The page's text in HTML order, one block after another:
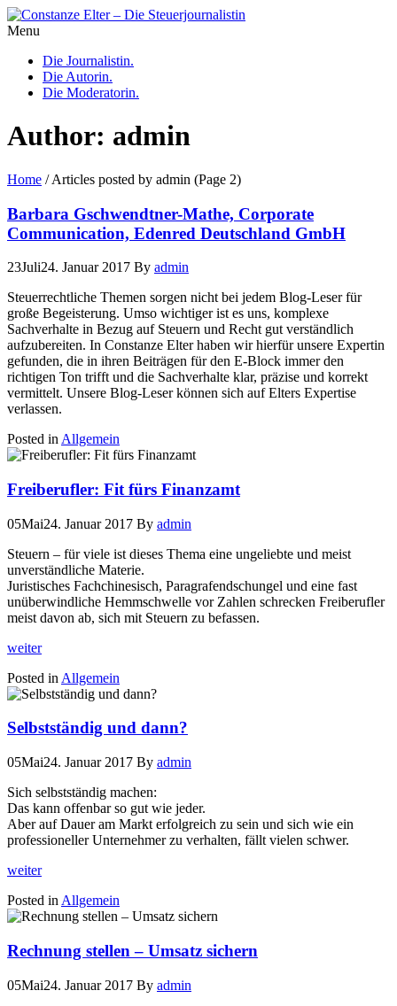
Menu
Die Journalistin.
Die Autorin.
Die Moderatorin.
Author: admin
Home /Articles posted by admin (Page 2)
Barbara Gschwendtner-Mathe, Corporate
Communication, Edenred Deutschland GmbH
23Juli24. Januar 2017 By admin
Steuerrechtliche Themen sorgen nicht bei jedem Blog-Leser für
große Begeisterung. Umso wichtiger ist es uns, komplexe
Sachverhalte in Bezug auf Steuern und Recht gut verständlich
aufzubereiten. In Constanze Elter haben wir hierfür unsere Expertin
gefunden, die in ihren Beiträgen für den E-Block immer den
richtigen Ton trifft und die Sachverhalte klar, präzise und korrekt
vermittelt. Unsere Blog-Leser können sich auf Elters Expertise
verlassen.
Posted in Allgemein
Freiberufler: Fit fürs Finanzamt
05Mai24. Januar 2017 By admin
Steuern – für viele ist dieses Thema eine ungeliebte und meist
unverständliche Materie.
Juristisches Fachchinesisch, Paragrafendschungel und eine fast
unüberwindliche Hemmschwelle vor Zahlen schrecken Freiberufler
meist davon ab, sich mit Steuern zu befassen.
weiter
Posted in Allgemein
Selbstständig und dann?
05Mai24. Januar 2017 By admin
Sich selbstständig machen:
Das kann offenbar so gut wie jeder.
Aber auf Dauer am Markt erfolgreich zu sein und sich wie ein
professioneller Unternehmer zu verhalten, fällt vielen schwer.
weiter
Posted in Allgemein
Rechnung stellen – Umsatz sichern
05Mai24. Januar 2017 By admin